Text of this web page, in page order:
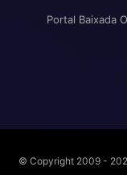
Portal Baixada
© Copyright 2009 -